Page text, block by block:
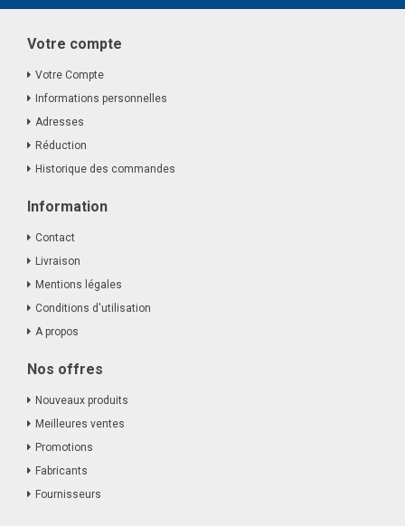
Votre compte
Votre Compte
Informations personnelles
Adresses
Réduction
Historique des commandes
Information
Contact
Livraison
Mentions légales
Conditions d'utilisation
A propos
Nos offres
Nouveaux produits
Meilleures ventes
Promotions
Fabricants
Fournisseurs